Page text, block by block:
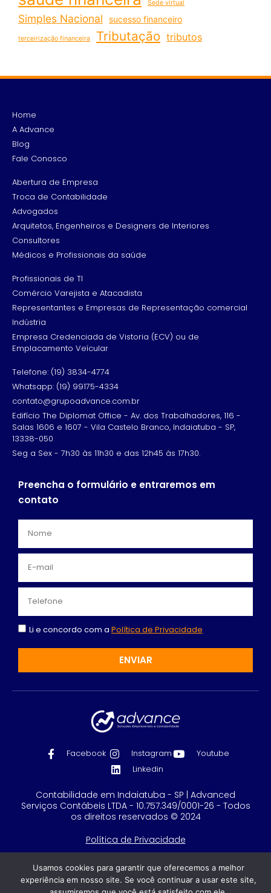
Sede virtual
Simples Nacional sucesso financeiro
terceirização financeira Tributação tributos
Home
A Advance
Blog
Fale Conosco
Abertura de Empresa
Troca de Contabilidade
Advogados
Arquitetos, Engenheiros e Designers de Interiores
Consultores
Médicos e Profissionais da saúde
Profissionais de TI
Comércio Varejista e Atacadista
Representantes e Empresas de Representação comercial
Indústria
Empresa Credenciada de Vistoria (ECV) ou de
Emplacamento Veícular
Telefone: (19) 3834-4774
Whatsapp: (19) 99175-4334
contato@grupoadvance.com.br
Edifício The Diplomat Office - Av. dos Trabalhadores, 116 -
Salas 1606 e 1607 - Vila Castelo Branco, Indaiatuba - SP,
13338-050
Seg a Sex - 7h30 às 11h30 e das 12h45 às 17h30.
Preencha o formulário e entraremos em
contato
Li e concordo com a Política de Privacidade
ENVIAR
Facebook Instagram
Youtube
Linkedin
Contabilidade em Indaiatuba - SP | Advanced
Serviços Contábeis LTDA - 10.757.349/0001-26 - Todos
os direitos reservados © 2024
Política de Privacidade
Feito com
por GRUPO DPG
Usamos cookies para garantir que oferecemos a melhor
experiência em nosso site. Se você continuar a usar este site,